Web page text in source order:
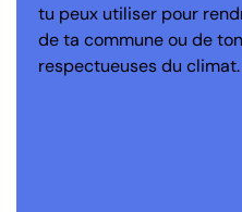
tu peux utiliser pour
de ta commune ou de
respectueuses du climat.